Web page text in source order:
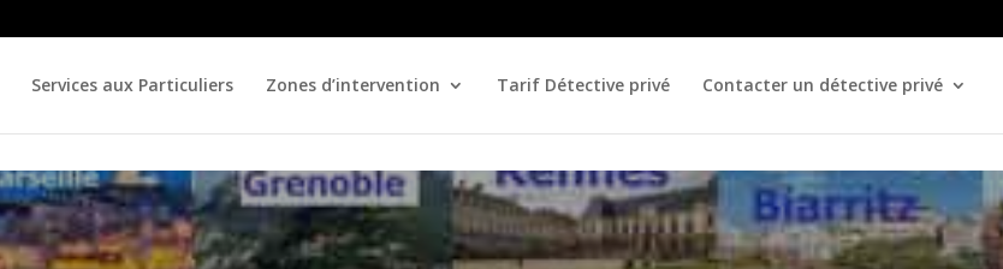
Services aux Particuliers Zones d’intervention Tarif Détective privé Contacter un détective privé